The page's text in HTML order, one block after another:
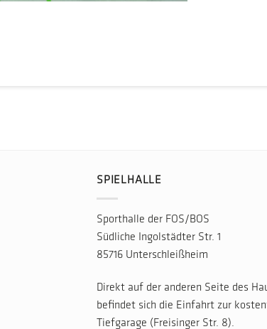
SPIELHALLE
Sporthalle der FOS/BOS
Südliche Ingolstädter Str. 1
85716 Unterschleißheim
Direkt auf der anderen Seite des
befindet sich die Einfahrt zur
Tiefgarage (Freisinger Str. 8).